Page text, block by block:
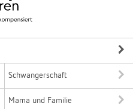
Schwangerschaft
Mama und Familie